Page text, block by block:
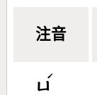
注音
ㄩ
ˊ